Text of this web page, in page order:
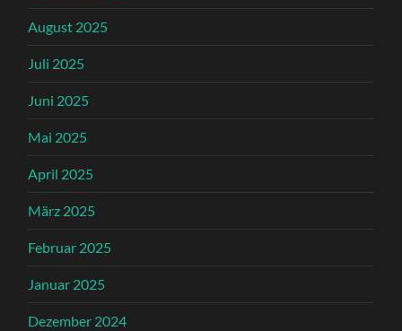
August 2025
Juli 2025
Juni 2025
Mai 2025
April 2025
März 2025
Februar 2025
Januar 2025
Dezember 2024